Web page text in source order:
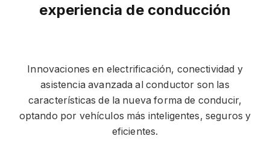
experiencia de conducción
Innovaciones en electrificación, conectividad y
asistencia avanzada al conductor son las
características de la nueva forma de conducir,
optando por vehículos más inteligentes, seguros y
eficientes.